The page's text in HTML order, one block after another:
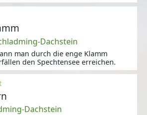
Dachstein
man durch die enge Klamm
den Spechtensee erreichen.
Dachstein